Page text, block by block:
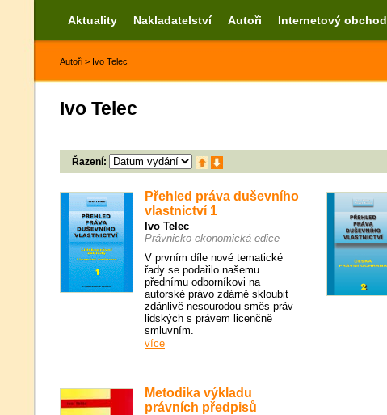
Aktuality Nakladatelství Autoři Internetový obchod
Autoři > Ivo Telec
Ivo Telec
Řazení:
Přehled práva duševního
vlastnictví 1
Ivo Telec
Právnicko-ekonomická edice
V prvním díle nové tematické
řady se podařilo našemu
přednímu odborníkovi na
autorské právo zdárně skloubit
zdánlivě nesourodou směs práv
lidských s právem licenčně
smluvním.
více
Metodika výkladu
právních předpisů